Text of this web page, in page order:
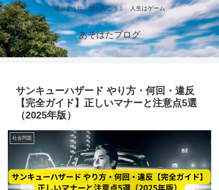
遊ぶように、はたらこう！ 人生はゲーム
あそはたブログ
サンキューハザード やり方・何回・違反
【完全ガイド】正しいマナーと注意点5選
（2025年版）
社会問題